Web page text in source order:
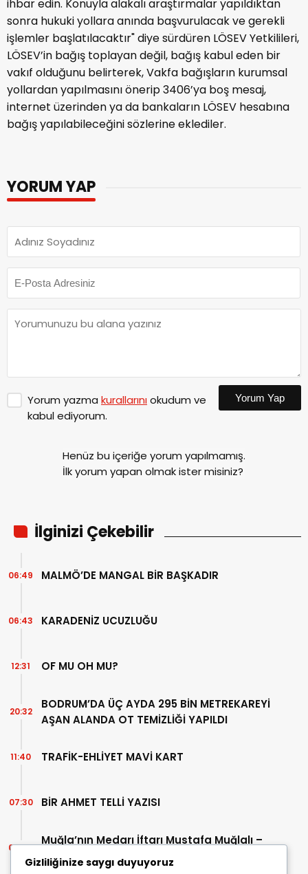
ihbar edin. Konuyla alakalı araştırmalar yapıldıktan
sonra hukuki yollara anında başvurulacak ve gerekli
işlemler başlatılacaktır" diye sürdüren LÖSEV Yetkilileri,
LÖSEV’in bağış toplayan değil, bağış kabul eden bir
vakıf olduğunu belirterek, Vakfa bağışların kurumsal
yollardan yapılmasını önerip 3406’ya boş mesaj,
internet üzerinden ya da bankaların LÖSEV hesabına
bağış yapılabileceğini sözlerine eklediler.
YORUM YAP
Yorum yazma kurallarınıokudum ve
kabul ediyorum.
Yorum Yap
Henüz bu içeriğe yorum yapılmamış.
İlk yorum yapan olmak ister misiniz?
İlginizi Çekebilir
MALMÖ’DE MANGAL BİR BAŞKADIR
06:49
KARADENİZ UCUZLUĞU
06:43
OF MU OH MU?
12:31
BODRUM’DA ÜÇ AYDA 295 BİN METREKAREYİ
AŞAN ALANDA OT TEMİZLİĞİ YAPILDI
20:32
TRAFİK-EHLİYET MAVİ KART
11:40
BİR AHMET TELLİ YAZISI
07:30
Muğla’nın Medarı İftarı Mustafa Muğlalı –
İçinde “Milas” geçen kitaplar (40/2)
06:45
Gizliliğinize saygı duyuyoruz